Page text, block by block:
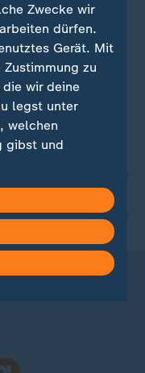
Zwecke wir
dürfen.
Gerät. Mit
zu
wir deine
legst unter
welchen
gibst und
oder ändern.
in unserer